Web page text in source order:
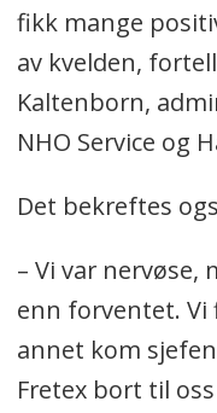
fikk mange
av kvelden,
Kaltenborn,
NHO Service og
Det bekreftes
– Vi var nervøse,
enn forventet.
annet kom
Fretex bort til